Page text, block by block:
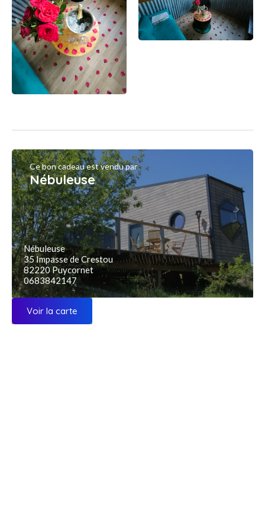
Ce bon cadeau est vendu par
Nébuleuse
Nébuleuse
35 Impasse de Crestou
82220 Puycornet
0683842147
Voir la carte